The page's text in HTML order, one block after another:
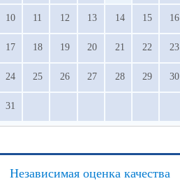
просвещения РФ.
10 11 12 13 14 15 16
17 18 19 20 21 22 23
24 25 26 27 28 29 30
31
Независимая оценка качества